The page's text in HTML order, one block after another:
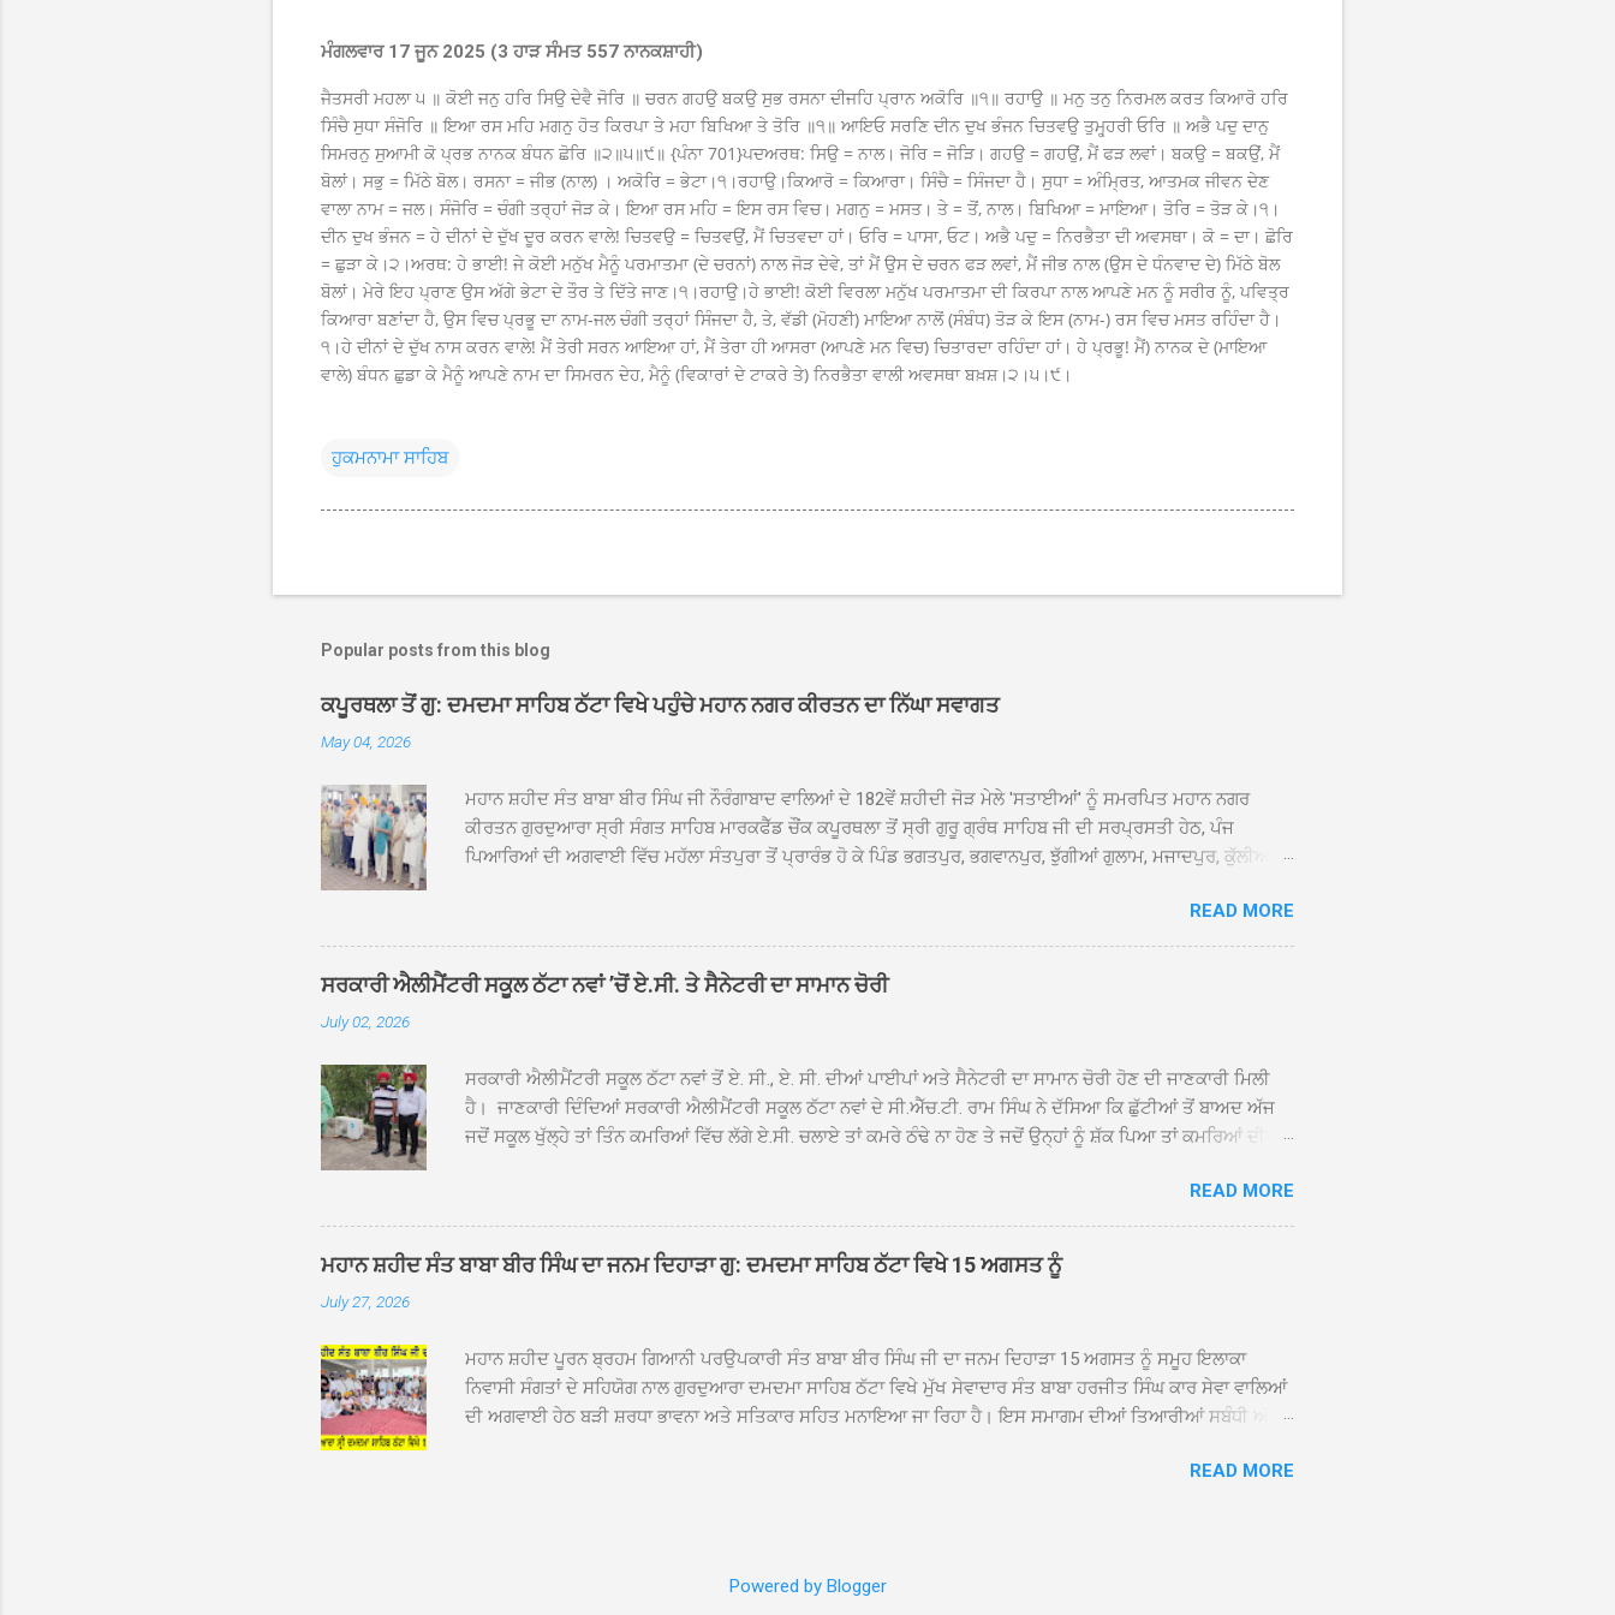
ਮੰਗਲਵਾਰ 17 ਜੂਨ 2025 (3 ਹਾੜ ਸੰਮਤ 557 ਨਾਨਕਸ਼ਾਹੀ)
ਜੈਤਸਰੀ ਮਹਲਾ ੫ ॥ ਕੋਈ ਜਨੁ ਹਰਿ ਸਿਉ ਦੇਵੈ ਜੋਰਿ ॥ ਚਰਨ ਗਹਉ ਬਕਉ ਸੁਭ ਰਸਨਾ ਦੀਜਹਿ ਪ੍ਰਾਨ ਅਕੋਰਿ ॥੧॥ ਰਹਾਉ ॥ ਮਨੁ ਤਨੁ ਨਿਰਮਲ ਕਰਤ ਕਿਆਰੋ ਹਰਿ
ਸਿੰਚੈ ਸੁਧਾ ਸੰਜੋਰਿ ॥ ਇਆ ਰਸ ਮਹਿ ਮਗਨੁ ਹੋਤ ਕਿਰਪਾ ਤੇ ਮਹਾ ਬਿਖਿਆ ਤੇ ਤੋਰਿ ॥੧॥ ਆਇਓ ਸਰਣਿ ਦੀਨ ਦੁਖ ਭੰਜਨ ਚਿਤਵਉ ਤੁਮ੍ਹ੍ਹਰੀ ਓਰਿ ॥ ਅਭੈ ਪਦੁ ਦਾਨੁ
ਸਿਮਰਨੁ ਸੁਆਮੀ ਕੋ ਪ੍ਰਭ ਨਾਨਕ ਬੰਧਨ ਛੋਰਿ ॥੨॥੫॥੯॥ {ਪੰਨਾ 701}ਪਦਅਰਥ: ਸਿਉ = ਨਾਲ। ਜੋਰਿ = ਜੋੜਿ। ਗਹਉ = ਗਹਉਂ, ਮੈਂ ਫੜ ਲਵਾਂ। ਬਕਉ = ਬਕਉਂ, ਮੈਂ
ਬੋਲਾਂ। ਸਭੁ = ਮਿੱਠੇ ਬੋਲ। ਰਸਨਾ = ਜੀਭ (ਨਾਲ) । ਅਕੋਰਿ = ਭੇਟਾ।੧।ਰਹਾਉ।ਕਿਆਰੋ = ਕਿਆਰਾ। ਸਿੰਚੈ = ਸਿੰਜਦਾ ਹੈ। ਸੁਧਾ = ਅੰਮ੍ਰਿਤ, ਆਤਮਕ ਜੀਵਨ ਦੇਣ
ਵਾਲਾ ਨਾਮ = ਜਲ। ਸੰਜੋਰਿ = ਚੰਗੀ ਤਰ੍ਹਾਂ ਜੋੜ ਕੇ। ਇਆ ਰਸ ਮਹਿ = ਇਸ ਰਸ ਵਿਚ। ਮਗਨੁ = ਮਸਤ। ਤੇ = ਤੋਂ, ਨਾਲ। ਬਿਖਿਆ = ਮਾਇਆ। ਤੋਰਿ = ਤੋੜ ਕੇ।੧।
ਦੀਨ ਦੁਖ ਭੰਜਨ = ਹੇ ਦੀਨਾਂ ਦੇ ਦੁੱਖ ਦੂਰ ਕਰਨ ਵਾਲੇ! ਚਿਤਵਉ = ਚਿਤਵਉਂ, ਮੈਂ ਚਿਤਵਦਾ ਹਾਂ। ਓਰਿ = ਪਾਸਾ, ਓਟ। ਅਭੈ ਪਦੁ = ਨਿਰਭੈਤਾ ਦੀ ਅਵਸਥਾ। ਕੋ = ਦਾ। ਛੋਰਿ
= ਛੁੜਾ ਕੇ।੨।ਅਰਥ: ਹੇ ਭਾਈ! ਜੇ ਕੋਈ ਮਨੁੱਖ ਮੈਨੂੰ ਪਰਮਾਤਮਾ (ਦੇ ਚਰਨਾਂ) ਨਾਲ ਜੋੜ ਦੇਵੇ, ਤਾਂ ਮੈਂ ਉਸ ਦੇ ਚਰਨ ਫੜ ਲਵਾਂ, ਮੈਂ ਜੀਭ ਨਾਲ (ਉਸ ਦੇ ਧੰਨਵਾਦ ਦੇ) ਮਿੱਠੇ ਬੋਲ
ਬੋਲਾਂ। ਮੇਰੇ ਇਹ ਪ੍ਰਾਣ ਉਸ ਅੱਗੇ ਭੇਟਾ ਦੇ ਤੌਰ ਤੇ ਦਿੱਤੇ ਜਾਣ।੧।ਰਹਾਉ।ਹੇ ਭਾਈ! ਕੋਈ ਵਿਰਲਾ ਮਨੁੱਖ ਪਰਮਾਤਮਾ ਦੀ ਕਿਰਪਾ ਨਾਲ ਆਪਣੇ ਮਨ ਨੂੰ ਸਰੀਰ ਨੂੰ, ਪਵਿਤ੍ਰ
ਕਿਆਰਾ ਬਣਾਂਦਾ ਹੈ, ਉਸ ਵਿਚ ਪ੍ਰਭੂ ਦਾ ਨਾਮ-ਜਲ ਚੰਗੀ ਤਰ੍ਹਾਂ ਸਿੰਜਦਾ ਹੈ, ਤੇ, ਵੱਡੀ (ਮੋਹਣੀ) ਮਾਇਆ ਨਾਲੋਂ (ਸੰਬੰਧ) ਤੋੜ ਕੇ ਇਸ (ਨਾਮ-) ਰਸ ਵਿਚ ਮਸਤ ਰਹਿੰਦਾ ਹੈ।
੧।ਹੇ ਦੀਨਾਂ ਦੇ ਦੁੱਖ ਨਾਸ ਕਰਨ ਵਾਲੇ! ਮੈਂ ਤੇਰੀ ਸਰਨ ਆਇਆ ਹਾਂ, ਮੈਂ ਤੇਰਾ ਹੀ ਆਸਰਾ (ਆਪਣੇ ਮਨ ਵਿਚ) ਚਿਤਾਰਦਾ ਰਹਿੰਦਾ ਹਾਂ। ਹੇ ਪ੍ਰਭੂ! ਮੈਂ) ਨਾਨਕ ਦੇ (ਮਾਇਆ
ਵਾਲੇ) ਬੰਧਨ ਛੁਡਾ ਕੇ ਮੈਨੂੰ ਆਪਣੇ ਨਾਮ ਦਾ ਸਿਮਰਨ ਦੇਹ, ਮੈਨੂੰ (ਵਿਕਾਰਾਂ ਦੇ ਟਾਕਰੇ ਤੇ) ਨਿਰਭੈਤਾ ਵਾਲੀ ਅਵਸਥਾ ਬਖ਼ਸ਼।੨।੫।੯।
ਹੁਕਮਨਾਮਾ ਸਾਹਿਬ
Popular posts from this blog
ਕਪੂਰਥਲਾ ਤੋਂ ਗੁ: ਦਮਦਮਾ ਸਾਹਿਬ ਠੱਟਾ ਵਿਖੇ ਪਹੁੰਚੇ ਮਹਾਨ ਨਗਰ ਕੀਰਤਨ ਦਾ ਨਿੱਘਾ ਸਵਾਗਤ
May 04, 2026
ਮਹਾਨ ਸ਼ਹੀਦ ਸੰਤ ਬਾਬਾ ਬੀਰ ਸਿੰਘ ਜੀ ਨੌਰੰਗਾਬਾਦ ਵਾਲਿਆਂ ਦੇ 182ਵੇਂ ਸ਼ਹੀਦੀ ਜੋੜ ਮੇਲੇ 'ਸਤਾਈਆਂ' ਨੂੰ ਸਮਰਪਿਤ ਮਹਾਨ ਨਗਰ
ਕੀਰਤਨ ਗੁਰਦੁਆਰਾ ਸ੍ਰੀ ਸੰਗਤ ਸਾਹਿਬ ਮਾਰਕਫੈੱਡ ਚੌਂਕ ਕਪੂਰਥਲਾ ਤੋਂ ਸ੍ਰੀ ਗੁਰੂ ਗ੍ਰੰਥ ਸਾਹਿਬ ਜੀ ਦੀ ਸਰਪ੍ਰਸਤੀ ਹੇਠ, ਪੰਜ
ਪਿਆਰਿਆਂ ਦੀ ਅਗਵਾਈ ਵਿੱਚ ਮਹੱਲਾ ਸੰਤਪੁਰਾ ਤੋਂ ਪ੍ਰਾਰੰਭ ਹੋ ਕੇ ਪਿੰਡ ਭਗਤਪੁਰ, ਭਗਵਾਨਪੁਰ, ਝੁੱਗੀਆਂ ਗੁਲਾਮ, ਮਜਾਦਪੁਰ, ਕੁੱਲੀਆਂ,
ਦਮਦਮਾ ਸਾਹਿਬ ਠੱਟਾ ਵਿਖੇ ਪਹੁੰਚਿਆ। ਨਗਰ ਕੀਰਤਨ ਦੇ ਗੁਰਦੁਆਰਾ ਸ੍ਰੀ ਦਮਦਮਾ ਸਾਹਿਬ ਠੱਟਾ ਵਿਖੇ ਪਹੁੰਚਣ ’ਤੇ ਮੁੱਖ ਸੇਵਾਦਾਰ
ਸੰਤ ਬਾਬਾ ਹਰਜੀਤ ਸਿੰਘ ਤੇ ਇਲਾਕੇ ਦੀਆਂ ਸੰਗਤਾਂ ਵੱਲੋਂ ਜੈਕਾਰਿਆਂ ਦੀ ਗੂੰਜ ਵਿਚ ਨਿੱਘਾ ਸਵਾਗਤ ਕੀਤਾ ਗਿਆ। ਗੁਰਦੁਆਰਾ ਸ੍ਰੀ
ਦਮਦਮਾ ਸਾਹਿਬ ਠੱਟਾ ਵਿਖੇ ਨਗਰ ਕੀਰਤਨ ਦੇ ਸਮਾਪਤੀ ਦੀ ਅਰਦਾਸ ਹੋਈ। ਇਸ ਮੌਕੇ ਪੰਜ ਪਿਆਰੇ ਸਾਹਿਬਾਨ ਤੇ ਨਗਰ ਕੀਰਤਨ ਦੇ
ਪ੍ਰਬੰਧਕਾਂ ਦਾ ਗੁਰਦੁਆਰਾ ਦਮਦਮਾ ਸਾਹਿਬ ਠੱਟਾ ਦੇ ਮੁੱਖ ਸੇਵਾਦਾਰ ਸੰਤ ਬਾਬਾ ਹਰਜੀਤ ਸਿੰਘ ਵੱਲੋਂ ਸਿਰੋਪਾਓ ਦੇ ਕੇ ਵਿਸ਼ੇਸ਼ ਤੌਰ ’ਤੇ
READ MORE
ਸਰਕਾਰੀ ਐਲੀਮੈਂਟਰੀ ਸਕੂਲ ਠੱਟਾ ਨਵਾਂ ’ਚੋਂ ਏ.ਸੀ. ਤੇ ਸੈਨੇਟਰੀ ਦਾ ਸਾਮਾਨ ਚੋਰੀ
July 02, 2026
ਸਰਕਾਰੀ ਐਲੀਮੈਂਟਰੀ ਸਕੂਲ ਠੱਟਾ ਨਵਾਂ ਤੋਂ ਏ. ਸੀ., ਏ. ਸੀ. ਦੀਆਂ ਪਾਈਪਾਂ ਅਤੇ ਸੈਨੇਟਰੀ ਦਾ ਸਾਮਾਨ ਚੋਰੀ ਹੋਣ ਦੀ ਜਾਣਕਾਰੀ ਮਿਲੀ
ਹੈ। ਜਾਣਕਾਰੀ ਦਿੰਦਿਆਂ ਸਰਕਾਰੀ ਐਲੀਮੈਂਟਰੀ ਸਕੂਲ ਠੱਟਾ ਨਵਾਂ ਦੇ ਸੀ.ਐੱਚ.ਟੀ. ਰਾਮ ਸਿੰਘ ਨੇ ਦੱਸਿਆ ਕਿ ਛੁੱਟੀਆਂ ਤੋਂ ਬਾਅਦ ਅੱਜ
ਜਦੋਂ ਸਕੂਲ ਖੁੱਲ੍ਹੇ ਤਾਂ ਤਿੰਨ ਕਮਰਿਆਂ ਵਿੱਚ ਲੱਗੇ ਏ.ਸੀ. ਚਲਾਏ ਤਾਂ ਕਮਰੇ ਠੰਢੇ ਨਾ ਹੋਣ ਤੇ ਜਦੋਂ ਉਨ੍ਹਾਂ ਨੂੰ ਸ਼ੱਕ ਪਿਆ ਤਾਂ ਕਮਰਿਆਂ ਦੀਆਂ
ਹੋਈਆਂ ਸਨ। ਉਨ੍ਹਾਂ ਦੱਸਿਆ ਕਿ ਉਹ ਛੁੱਟੀਆਂ ਦੌਰਾਨ ਵੀ ਸਕੂਲ ਗੇੜਾ ਮਾਰਦੇ ਸਨ ਅਤੇ 20 ਜੂਨ ਤੱਕ ਸਭ ਠੀਕ ਸੀ। ਚੋਰੀ ਦੀ ਘਟਨਾ
20 ਤੋਂ 30 ਜੂਨ ਵਿਚਕਾਰ ਹੋਈ ਜਾਪਦੀ ਹੈ। ਇਸ ਮੌਕੇ ਸਕੂਲ ਸਟਾਫ ਮੈਂਬਰਾਂ ਅੰਜੂ ਬਾਲਾ, ਹਰਜੀਤ ਕੌਰ, ਕਮਲਪ੍ਰੀਤ ਕੌਰ ਅਤੇ ਹਰਵਿੰਦਰ
ਸਿੰਘ ਟੋਡਰਵਾਲ ਨੇ ਦੱਸਿਆ ਕਿ ਸਕੂਲ ਵਿੱਚ ਪਿਛਲੇ ਸਾਲ ਤਿੰਨ ਏ. ਸੀ. ਲਾਉਣ ਦੀ ਸੇਵਾ ਸੀ.ਐੱਚ.ਟੀ. ਰਾਮ ਸਿੰਘ ਵੱਲੋਂ ਕੀਤੀ ਗਈ ਸੀ
ਜਿਸ ਦੀ ਮਾਪਿਆਂ ਨੇ ਖੂਬ ਪ੍ਰਸੰਸਾ ਕੀਤੀ ਸੀ। ਉਨ੍ਹਾਂ ਦੱਸਿਆ ਕਿ ਏਸੀ ਚੋਰੀ ਹੋਣ ਨਾਲ ਬੱਚਿਆਂ ਦੇ ਮਾਪਿਆਂ ਵਿੱਚ ਭਾਰੀ ਰੋਸ ਹੈ ਅਤੇ
READ MORE
ਮਹਾਨ ਸ਼ਹੀਦ ਸੰਤ ਬਾਬਾ ਬੀਰ ਸਿੰਘ ਦਾ ਜਨਮ ਦਿਹਾੜਾ ਗੁ: ਦਮਦਮਾ ਸਾਹਿਬ ਠੱਟਾ ਵਿਖੇ 15 ਅਗਸਤ ਨੂੰ
July 27, 2026
ਮਹਾਨ ਸ਼ਹੀਦ ਪੂਰਨ ਬ੍ਰਹਮ ਗਿਆਨੀ ਪਰਉਪਕਾਰੀ ਸੰਤ ਬਾਬਾ ਬੀਰ ਸਿੰਘ ਜੀ ਦਾ ਜਨਮ ਦਿਹਾੜਾ 15 ਅਗਸਤ ਨੂੰ ਸਮੂਹ ਇਲਾਕਾ
ਨਿਵਾਸੀ ਸੰਗਤਾਂ ਦੇ ਸਹਿਯੋਗ ਨਾਲ ਗੁਰਦੁਆਰਾ ਦਮਦਮਾ ਸਾਹਿਬ ਠੱਟਾ ਵਿਖੇ ਮੁੱਖ ਸੇਵਾਦਾਰ ਸੰਤ ਬਾਬਾ ਹਰਜੀਤ ਸਿੰਘ ਕਾਰ ਸੇਵਾ ਵਾਲਿਆਂ
ਦੀ ਅਗਵਾਈ ਹੇਠ ਬੜੀ ਸ਼ਰਧਾ ਭਾਵਨਾ ਅਤੇ ਸਤਿਕਾਰ ਸਹਿਤ ਮਨਾਇਆ ਜਾ ਰਿਹਾ ਹੈ। ਇਸ ਸਮਾਗਮ ਦੀਆਂ ਤਿਆਰੀਆਂ ਸਬੰਧੀ ਅੱਜ
ਹੇਠ ਹੋਈ ਜਿਸ ਵਿਚ ਸਮੁੱਚੇ ਇਲਾਕੇ ਦੀਆਂ ਵੱਡੀ ਗਿਣਤੀ ਵਿੱਚਸੰਗਤਾਂ ਨੇ ਭਾਗ ਲਿਆ ਅਤੇ ਆਪੋ ਆਪਣੇ ਵਿਚਾਰ ਸਾਂਝੇ ਕੀਤੇ। ਇਸ ਸਬੰਧੀ
ਸ਼ਖਸ਼ੀਅਤਾਂ ਸ਼ਿਰਕਤ ਕਰਨਗੀਆਂ। ਜਨਮ ਦਿਹਾੜੇ ਸਬੰਧੀ ਸਜਾਏ ਜਾ ਰਹੇ ਸੁੰਦਰ ਦੀਵਾਨ ਸਮਾਗਮ ਦੌਰਾਨ ਭਾਈ ਕੁਲਵੰਤ ਸਿੰਘ ਹਜੂਰੀ
READ MORE
Powered by Blogger